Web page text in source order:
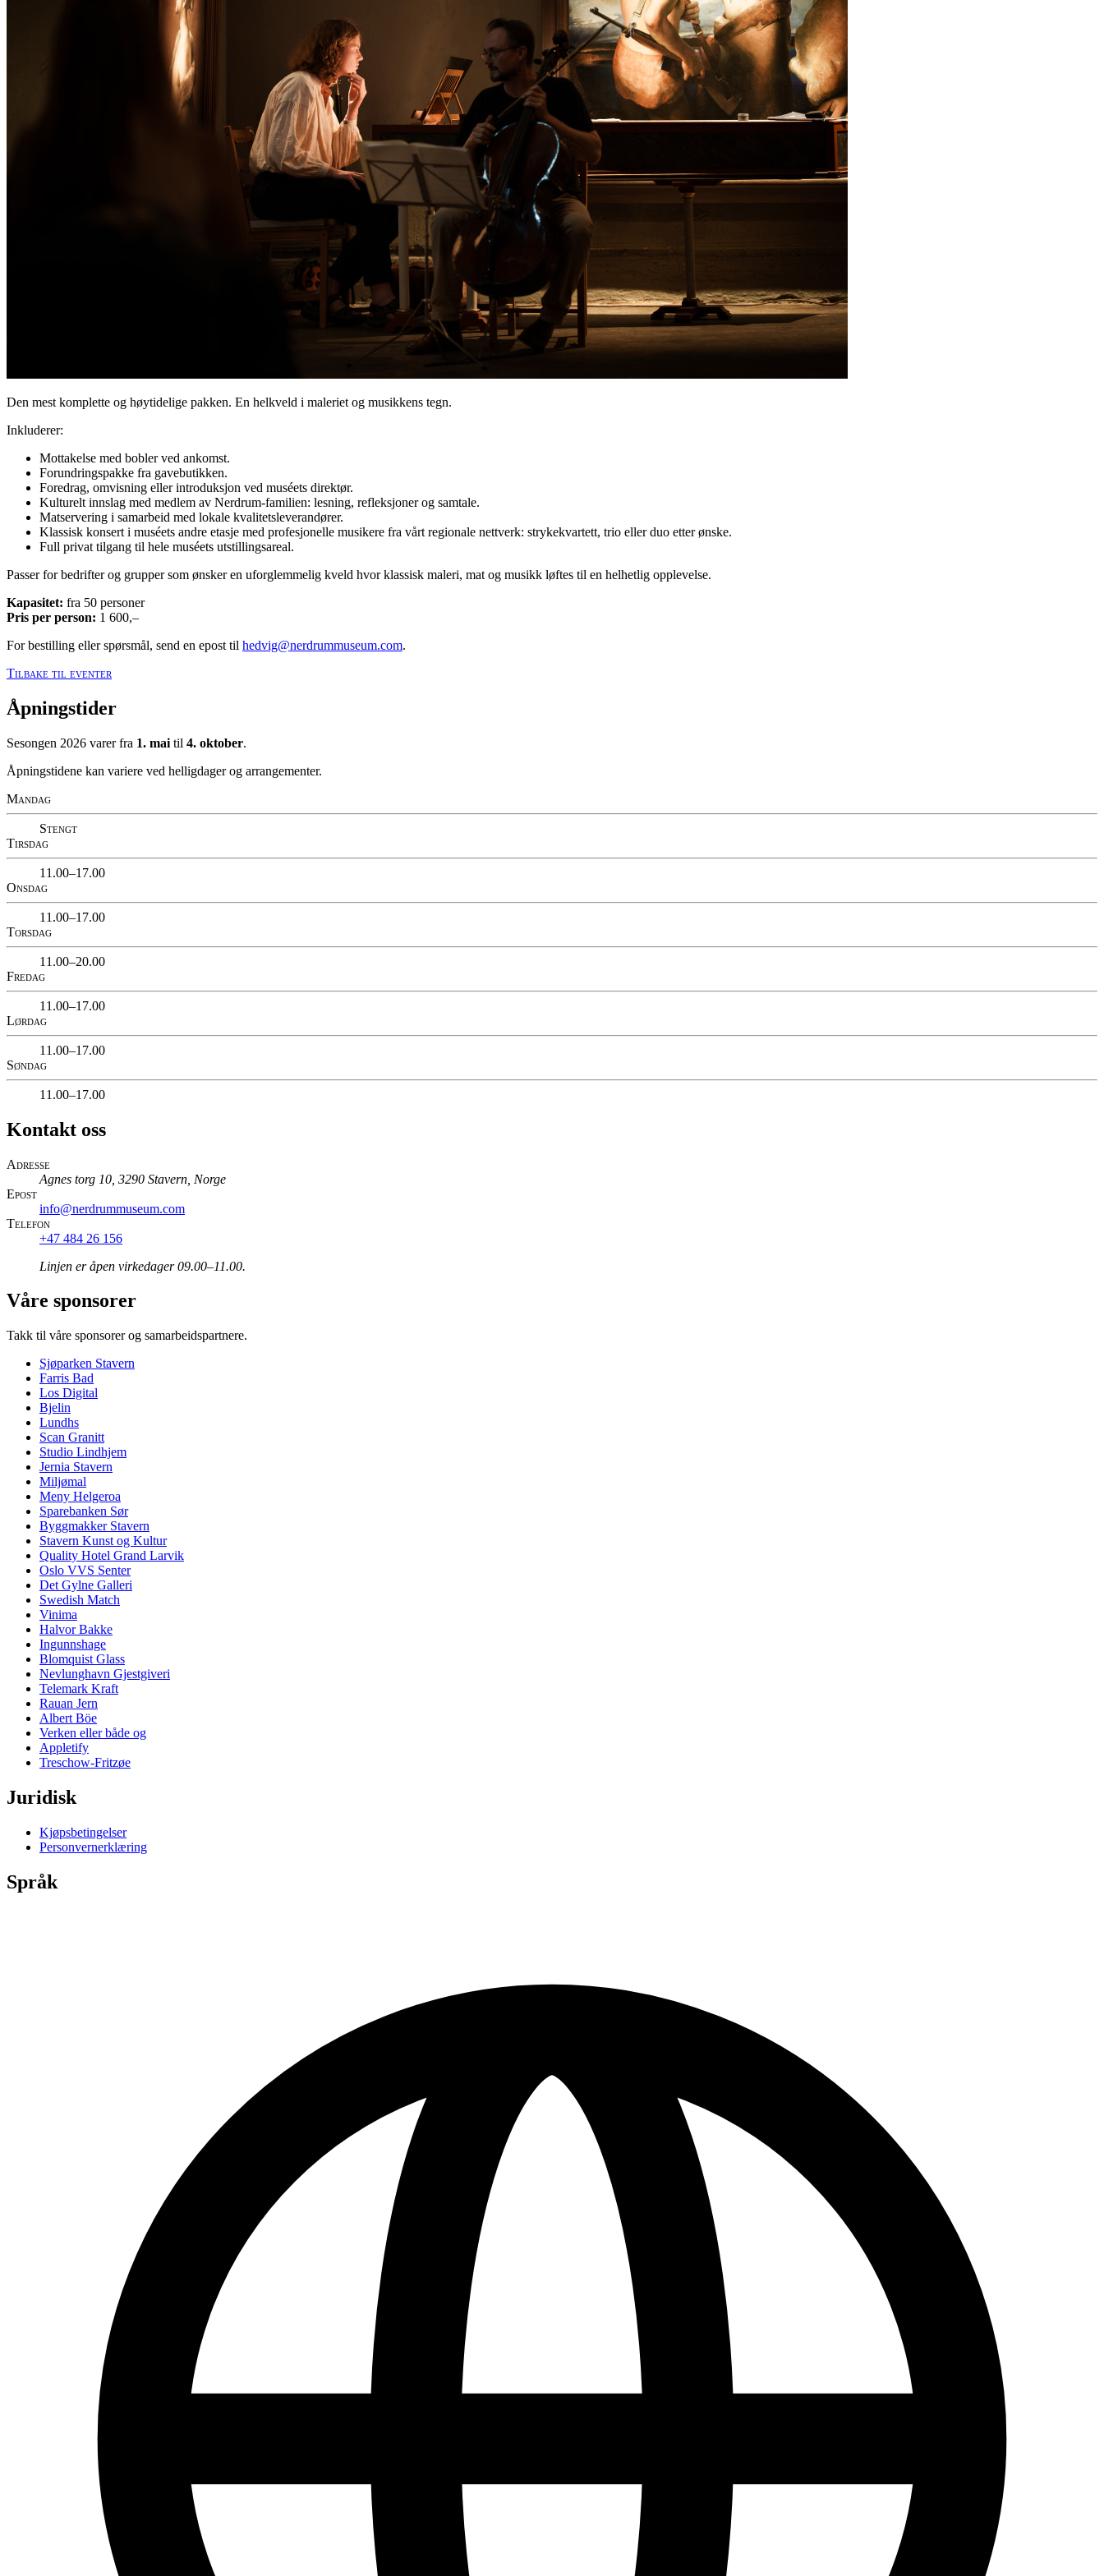
Den mest komplette og høytidelige pakken. En helkveld i maleriet og musikkens tegn.
Inkluderer:
Mottakelse med bobler ved ankomst.
Forundringspakke fra gavebutikken.
Foredrag, omvisning eller introduksjon ved muséets direktør.
Kulturelt innslag med medlem av Nerdrum-familien: lesning, refleksjoner og samtale.
Matservering i samarbeid med lokale kvalitetsleverandører.
Klassisk konsert i muséets andre etasje med profesjonelle musikere fra vårt regionale nettverk: strykekvartett, trio eller duo etter ønske.
Full privat tilgang til hele muséets utstillingsareal.
Passer for bedrifter og grupper som ønsker en uforglemmelig kveld hvor klassisk maleri, mat og musikk løftes til en helhetlig opplevelse.
Kapasitet: fra 50 personer
Pris per person: 1 600,–
For bestilling eller spørsmål, send en epost til hedvig@nerdrummuseum.com.
Tilbake til eventer
Åpningstider
Sesongen 2026 varer fra 1. mai til 4. oktober.
Åpningstidene kan variere ved helligdager og arrangementer.
Mandag
Stengt
Tirsdag
11.00–17.00
Onsdag
11.00–17.00
Torsdag
11.00–20.00
Fredag
11.00–17.00
Lørdag
11.00–17.00
Søndag
11.00–17.00
Kontakt oss
Adresse
Agnes torg 10, 3290 Stavern, Norge
Epost
info@nerdrummuseum.com
Telefon
+47 484 26 156
Linjen er åpen virkedager 09.00–11.00.
Våre sponsorer
Takk til våre sponsorer og samarbeidspartnere.
Sjøparken Stavern
Farris Bad
Los Digital
Bjelin
Lundhs
Scan Granitt
Studio Lindhjem
Jernia Stavern
Miljømal
Meny Helgeroa
Sparebanken Sør
Byggmakker Stavern
Stavern Kunst og Kultur
Quality Hotel Grand Larvik
Oslo VVS Senter
Det Gylne Galleri
Swedish Match
Vinima
Halvor Bakke
Ingunnshage
Blomquist Glass
Nevlunghavn Gjestgiveri
Telemark Kraft
Rauan Jern
Albert Böe
Verken eller både og
Appletify
Treschow-Fritzøe
Juridisk
Kjøpsbetingelser
Personvernerklæring
Språk